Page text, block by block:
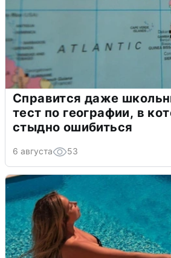
Справится даже
тест по географии, в
стыдно ошибиться
6 августа 53